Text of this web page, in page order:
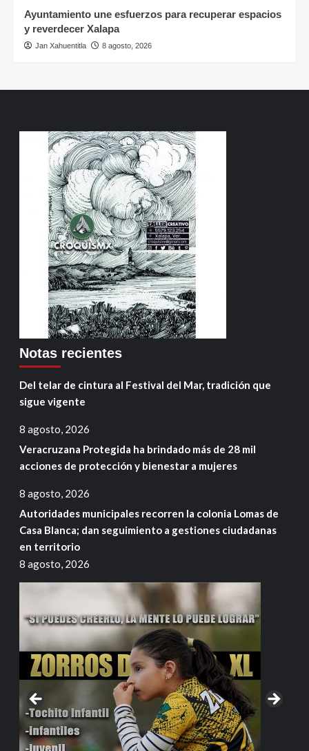
Ayuntamiento une esfuerzos para recuperar espacios
y reverdecer Xalapa
Jan Xahuentitla 8 agosto, 2026
Notas recientes
Del telar de cintura al Festival del Mar, tradición que
sigue vigente
8 agosto, 2026
Veracruzana Protegida ha brindado más de 28 mil
acciones de protección y bienestar a mujeres
8 agosto, 2026
Autoridades municipales recorren la colonia Lomas de
Casa Blanca; dan seguimiento a gestiones ciudadanas
en territorio
8 agosto, 2026